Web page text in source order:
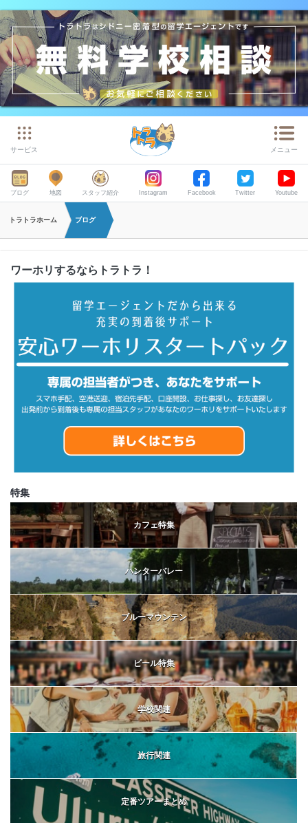
サービス メニュー
ブログ 地図 スタッフ紹介 Instagram Facebook Twitter Youtube
トラトラホーム ブログ
ワーホリするならトラトラ！
特集
カフェ特集
ハンターバレー
ブルーマウンテン
ビール特集
学校関連
旅行関連
定番ツアーまとめ